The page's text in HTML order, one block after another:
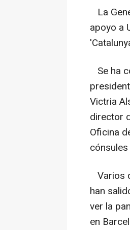
La
apoyo a
Se ha
Victria
director
Oficina
Varios
han
ver la
en